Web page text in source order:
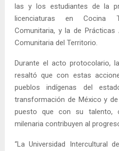
las y los estudiantes de la
licenciaturas en Cocina
Comunitaria, y la de Prácticas
Comunitaria del Territorio.
Durante el acto protocolario,
resaltó que con estas
pueblos indígenas del
transformación de México y
puesto que con su talento,
milenaria contribuyen al
“La Universidad Intercultural